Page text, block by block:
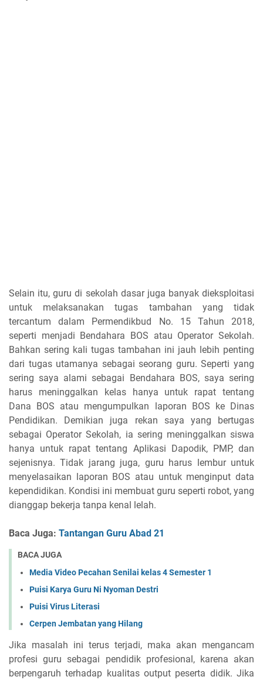
Selain itu, guru di sekolah dasar juga banyak dieksploitasi
untuk melaksanakan tugas tambahan yang tidak
tercantum dalam Permendikbud No. 15 Tahun 2018,
seperti menjadi Bendahara BOS atau Operator Sekolah.
Bahkan sering kali tugas tambahan ini jauh lebih penting
dari tugas utamanya sebagai seorang guru. Seperti yang
sering saya alami sebagai Bendahara BOS, saya sering
harus meninggalkan kelas hanya untuk rapat tentang
Dana BOS atau mengumpulkan laporan BOS ke Dinas
Pendidikan. Demikian juga rekan saya yang bertugas
sebagai Operator Sekolah, ia sering meninggalkan siswa
hanya untuk rapat tentang Aplikasi Dapodik, PMP, dan
sejenisnya. Tidak jarang juga, guru harus lembur untuk
menyelasaikan laporan BOS atau untuk menginput data
kependidikan. Kondisi ini membuat guru seperti robot, yang
dianggap bekerja tanpa kenal lelah.
Baca Juga: Tantangan Guru Abad 21
BACA JUGA
Media Video Pecahan Senilai kelas 4 Semester 1
Puisi Karya Guru Ni Nyoman Destri
Puisi Virus Literasi
Cerpen Jembatan yang Hilang
Jika masalah ini terus terjadi, maka akan mengancam
profesi guru sebagai pendidik profesional, karena akan
berpengaruh terhadap kualitas output peserta didik. Jika